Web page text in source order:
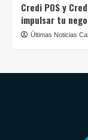
Credi POS y
impulsar tu
Últimas Noticias